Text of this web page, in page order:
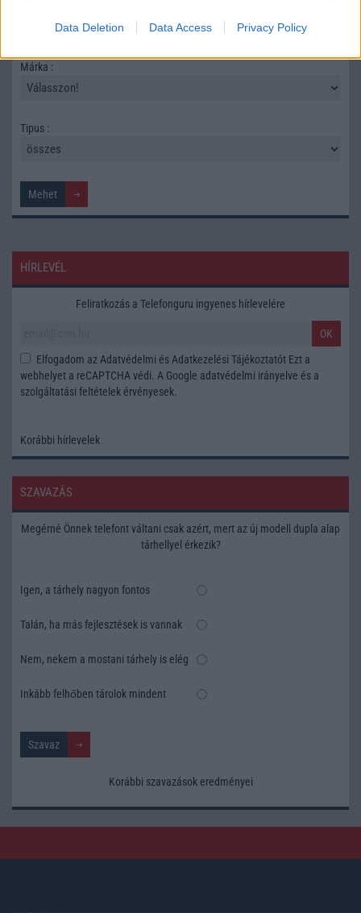
Data Deletion Data Access Privacy Policy
TELEFONOK GYORSLISTA
Márka :
Tipus :
HÍRLEVÉL
Feliratkozás a Telefonguru ingyenes hírlevelére
OK
Elfogadom az Adatvédelmi és Adatkezelési Tájékoztatót Ezt a
webhelyet a reCAPTCHA védi. A Google adatvédelmi irányelve és a
szolgáltatási feltételek érvényesek.
Korábbi hírlevelek
SZAVAZÁS
Megérné Önnek telefont váltani csak azért, mert az új modell dupla alap
tárhellyel érkezik?
Igen, a tárhely nagyon fontos
Talán, ha más fejlesztések is vannak
Nem, nekem a mostani tárhely is elég
Inkább felhőben tárolok mindent
Korábbi szavazások eredményei